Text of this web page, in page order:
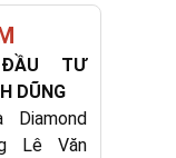
TƯ
DŨNG
Diamond
Lê Văn